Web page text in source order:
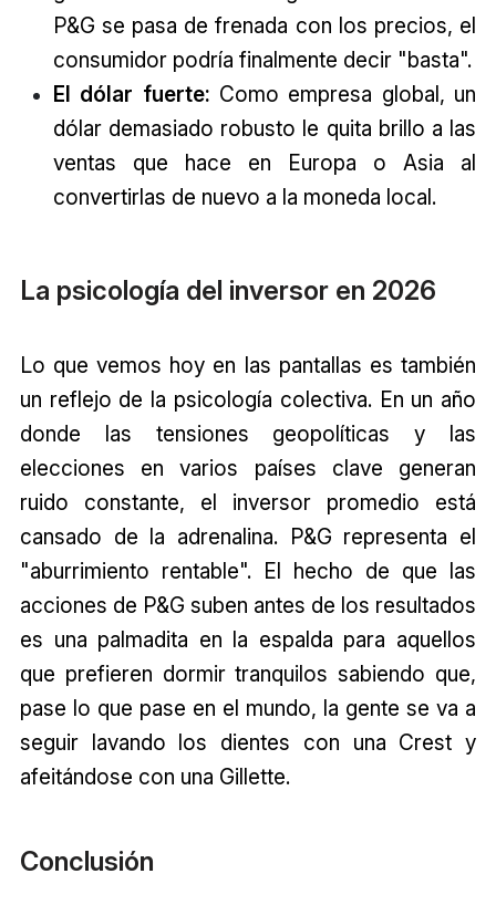
P&G se pasa de frenada con los precios, el
consumidor podría finalmente decir "basta".
El dólar fuerte: Como empresa global, un
dólar demasiado robusto le quita brillo a las
ventas que hace en Europa o Asia al
convertirlas de nuevo a la moneda local.
La psicología del inversor en 2026
Lo que vemos hoy en las pantallas es también
un reflejo de la psicología colectiva. En un año
donde las tensiones geopolíticas y las
elecciones en varios países clave generan
ruido constante, el inversor promedio está
cansado de la adrenalina. P&G representa el
"aburrimiento rentable". El hecho de que las
acciones de P&G suben antes de los resultados
es una palmadita en la espalda para aquellos
que prefieren dormir tranquilos sabiendo que,
pase lo que pase en el mundo, la gente se va a
seguir lavando los dientes con una Crest y
afeitándose con una Gillette.
Conclusión